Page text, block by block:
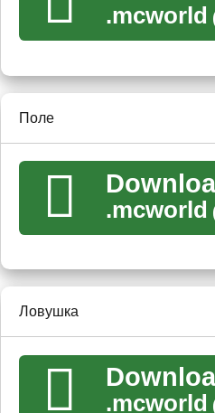
В данной карте найти кнопку
сложных кнопок
. Стиву
достаточную смекалку
В первой локации она
Ловушка
выйти из ловушки. Их
.mcworld
Поле
.mcworld
Ловушка
.mcworld